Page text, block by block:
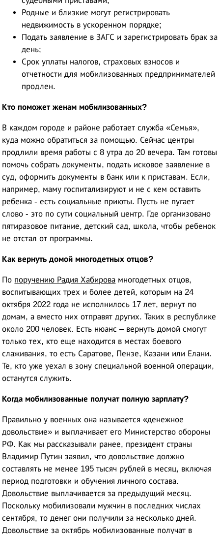
Родные и близкие могут регистрировать
недвижимость в ускоренном порядке;
Подать заявление в ЗАГС и зарегистрировать брак за
день;
Срок уплаты налогов, страховых взносов и
отчетности для мобилизованных предпринимателей
продлен.
Кто поможет женам мобилизованных?
В каждом городе и районе работает служба «Семья»,
куда можно обратиться за помощью. Сейчас центры
продлили время работы с 8 утра до 20 вечера. Там готовы
помочь собрать документы, подать исковое заявление в
суд, оформить документы в банк или к приставам. Если,
например, маму госпитализируют и не с кем оставить
ребенка - есть социальные приюты. Пусть не пугает
слово - это по сути социальный центр. Где организовано
пятиразовое питание, детский сад, школа, чтобы ребенок
не отстал от программы.
Как вернуть домой многодетных отцов?
По поручению Радия Хабирова многодетных отцов,
воспитывающих трех и более детей, которым на 24
октября 2022 года не исполнилось 17 лет, вернут по
домам, а вместо них отправят других. Таких в республике
около 200 человек. Есть нюанс – вернуть домой смогут
только тех, кто еще находится в местах боевого
слаживания, то есть Саратове, Пензе, Казани или Елани.
Те, кто уже уехал в зону специальной военной операции,
останутся служить.
Когда мобилизованные получат полную зарплату?
Правильно у военных она называется «денежное
довольствие» и выплачивает его Министерство обороны
РФ. Как мы рассказывали ранее, президент страны
Владимир Путин заявил, что довольствие должно
составлять не менее 195 тысяч рублей в месяц, включая
период подготовки и обучения личного состава.
Довольствие выплачивается за предыдущий месяц.
Поскольку мобилизовали мужчин в последних числах
сентября, то денег они получили за несколько дней.
Довольствие за октябрь мобилизованные получат в